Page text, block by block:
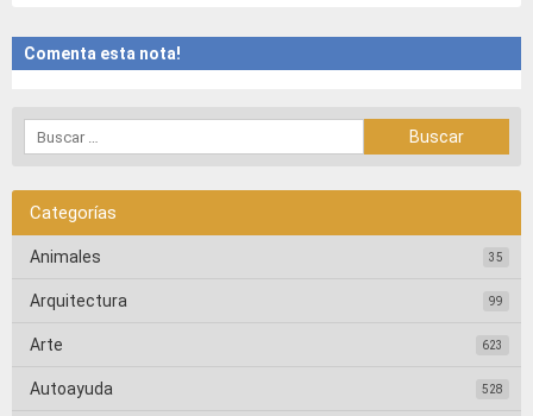
Comenta esta nota!
Categorías
Animales 35
Arquitectura 99
Arte 623
Autoayuda 528